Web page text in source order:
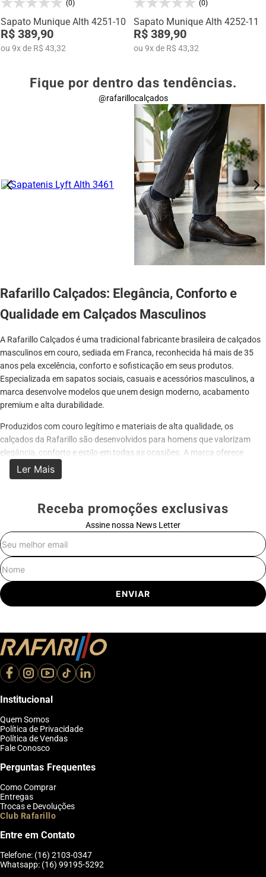
(0)
Sapato Munique Alth 4251-10
R$ 389,90
ou 9xde R$ 43,32
(0)
Sapato Munique Alth 4252-11
R$ 389,90
ou 9xde R$ 43,32
Fique por dentro das tendências.
@rafarillocalçados
Rafarillo Calçados: Elegância, Conforto e
Qualidade em Calçados Masculinos
A Rafarillo Calçados é uma tradicional fabricante brasileira de calçados
masculinos em couro, sediada em Franca, reconhecida há mais de 35
anos pela excelência, conforto e sofisticação em seus produtos.
Especializada em sapatos sociais, casuais e acessórios masculinos, a
marca desenvolve modelos que unem design moderno, acabamento
premium e alta durabilidade.
Produzidos com couro legítimo e materiais de alta qualidade, os
calçados da Rafarillo são desenvolvidos para homens que valorizam
elegância, conforto e estilo em todas as ocasiões. A marca oferece
opções para ambientes sociais, executivos e casuais, sempre com foco
em conforto prolongado e excelente acabamento.
Entre os grandes destaques da marca está a linha Rafarillo Alth, criada
para proporcionar aumento de altura com discrição, conforto e
sofisticação. Os modelos contam com elevação interna de até 7 cm,
mantendo a elegância e o visual natural do calçado.
Com tradição no polo calçadista de Franca-SP, a Rafarillo se consolidou
como referência nacional em calçados masculinos em couro, oferecendo
produtos que combinam tecnologia, qualidade e estilo para diferentes
perfis e ocasiões.
Perguntas Frequentes (FAQ)
Os calçados da Rafarillo são feitos em couro
Sim. A Rafarillo Calçados trabalha com calçados masculinos produzidos
em couro legítimo, garantindo maior durabilidade, conforto e
sofisticação.
Onde a Rafarillo está localizada?
A Rafarillo está sediada em Franca, cidade reconhecida nacionalmente
O que é a linha Rafarillo Alth?
Ler Mais
Receba promoções exclusivas
Assine nossa News Letter
ENVIAR
Institucional
Quem Somos
Política de Privacidade
Política de Vendas
Fale Conosco
Perguntas Frequentes
Como Comprar
Entregas
Trocas e Devoluções
Club Rafarillo
Entre em Contato
Telefone: (16) 2103-0347
Whatsapp: (16) 99195-5292